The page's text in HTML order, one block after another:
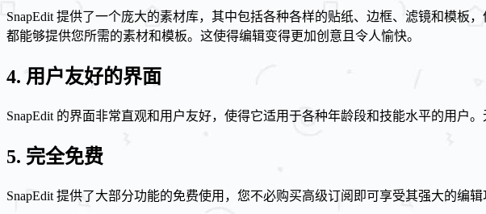
SnapEdit 提供了一个庞大的素材库，其中包括各种各样的贴纸、边框、滤镜和模板
都能够提供您所需的素材和模板。这使得编辑变得更加创意且令人愉快。
4. 用户友好的界面
SnapEdit 的界面非常直观和用户友好，使得它适用于各种年龄段和技能水平的用户
5. 完全免费
SnapEdit 提供了大部分功能的免费使用，您不必购买高级订阅即可享受其强大的编